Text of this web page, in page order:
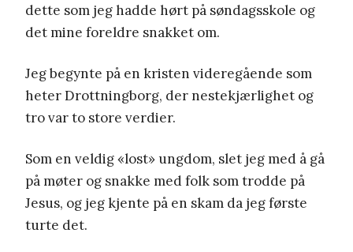
dette som jeg hadde hørt på søndagsskole og
det mine foreldre snakket om.
Jeg begynte på en kristen videregående som
heter Drottningborg, der nestekjærlighet og
tro var to store verdier.
Som en veldig «lost» ungdom, slet jeg med å gå
på møter og snakke med folk som trodde på
Jesus, og jeg kjente på en skam da jeg første
turte det.